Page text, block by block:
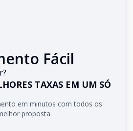
Fácil
TAXAS EM UM SÓ
em minutos com todos os
proposta.